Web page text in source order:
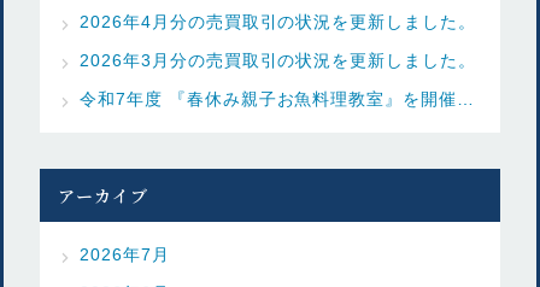
2026年4月分の売買取引の状況を更新しました。
2026年3月分の売買取引の状況を更新しました。
アーカイブ
2026年7月